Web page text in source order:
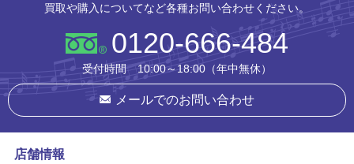
買取や購入についてなど各種お問い合わせください。
0120-666-484
受付時間 10:00～18:00（年中無休）
メールでのお問い合わせ
店舗情報